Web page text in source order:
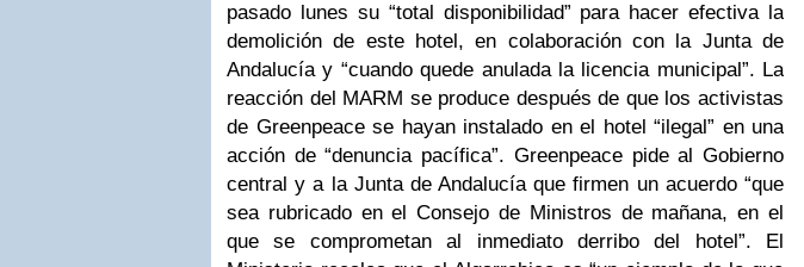
pasado lunes su “total disponibilidad” para hacer efectiva la
demolición de este hotel, en colaboración con la Junta de
Andalucía y “cuando quede anulada la licencia municipal”. La
reacción del MARM se produce después de que los activistas
de Greenpeace se hayan instalado en el hotel “ilegal” en una
acción de “denuncia pacífica”. Greenpeace pide al Gobierno
central y a la Junta de Andalucía que firmen un acuerdo “que
sea rubricado en el Consejo de Ministros de mañana, en el
que se comprometan al inmediato derribo del hotel”. El